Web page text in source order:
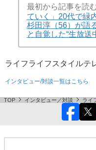
最初から記事を読
ていく」20代で緑
杉田淳（56）が語
と自覚した“生放送
ライフライフスタイルテ
インタビュー/対談一覧はこちら
TOP インタビュー／対談 ライ